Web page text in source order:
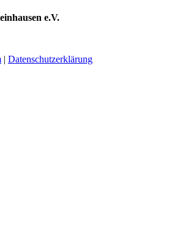
e.V.
| Datenschutzerklärung